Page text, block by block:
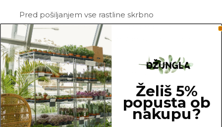
Pred pošiljanjem vse rastline skrbno
pregledamo in zagotovimo, da gredo na pot
zdrave in čim bolj podobne izdelku na fotografiji.
Vse rastline so primarno v plastičnih sadilnih
lončkih. Okrasni lonec ni vključen v ceno.
Želiš 5%
popusta ob
nakupu?